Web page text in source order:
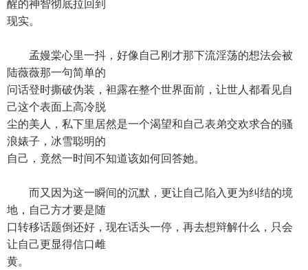
醒的神智彻底拉回到
现实。
孟嫚棠心里一抖，好像自己刚才那下流淫荡的想法会被
陆薇薇那一句简单的
问话登时撕破伪装，袒露在整个世界面前，让世人都看见自
己这个表面上高冷脱
尘的美人，私下里居然是一个渴望和自己表弟交欢求合的骚
浪婊子，冰雪聪明的
自己，竟然一时间不知道该如何回答她。
而又因为这一瞬间的沉默，更让自己陷入更为纠结的境
地，自己方才要是随
口转移话题倒还好，现在话头一停，再去想辩解什么，只会
让自己更显得信口雌
黄。